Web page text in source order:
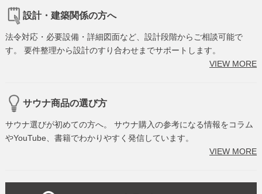
設計・建築関係の方へ
法令対応・必要設備・詳細図面など、設計段階からご相談可能で
す。 要件整理から設計のすり合わせまでサポートします。
VIEW MORE
サウナ商品の選び方
サウナ選びが初めての方へ。 サウナ購入の参考になる情報をコラム
やYouTube、書籍でわかりやすく発信しています。
VIEW MORE